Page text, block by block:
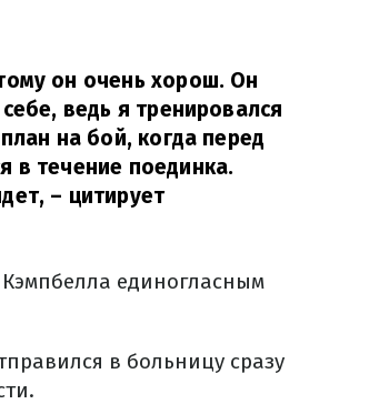
он очень хорош. Он
ведь я тренировался
на бой, когда перед
в течение поединка.
– цитирует
Кэмпбелла единогласным
в больницу сразу